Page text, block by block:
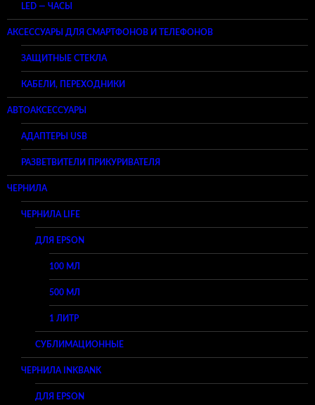
LED — ЧАСЫ
АКСЕССУАРЫ ДЛЯ СМАРТФОНОВ И ТЕЛЕФОНОВ
ЗАЩИТНЫЕ СТЕКЛА
КАБЕЛИ, ПЕРЕХОДНИКИ
АВТОАКСЕССУАРЫ
АДАПТЕРЫ USB
РАЗВЕТВИТЕЛИ ПРИКУРИВАТЕЛЯ
ЧЕРНИЛА
ЧЕРНИЛА LIFE
ДЛЯ EPSON
100 МЛ
500 МЛ
1 ЛИТР
СУБЛИМАЦИОННЫЕ
ЧЕРНИЛА INKBANK
ДЛЯ EPSON